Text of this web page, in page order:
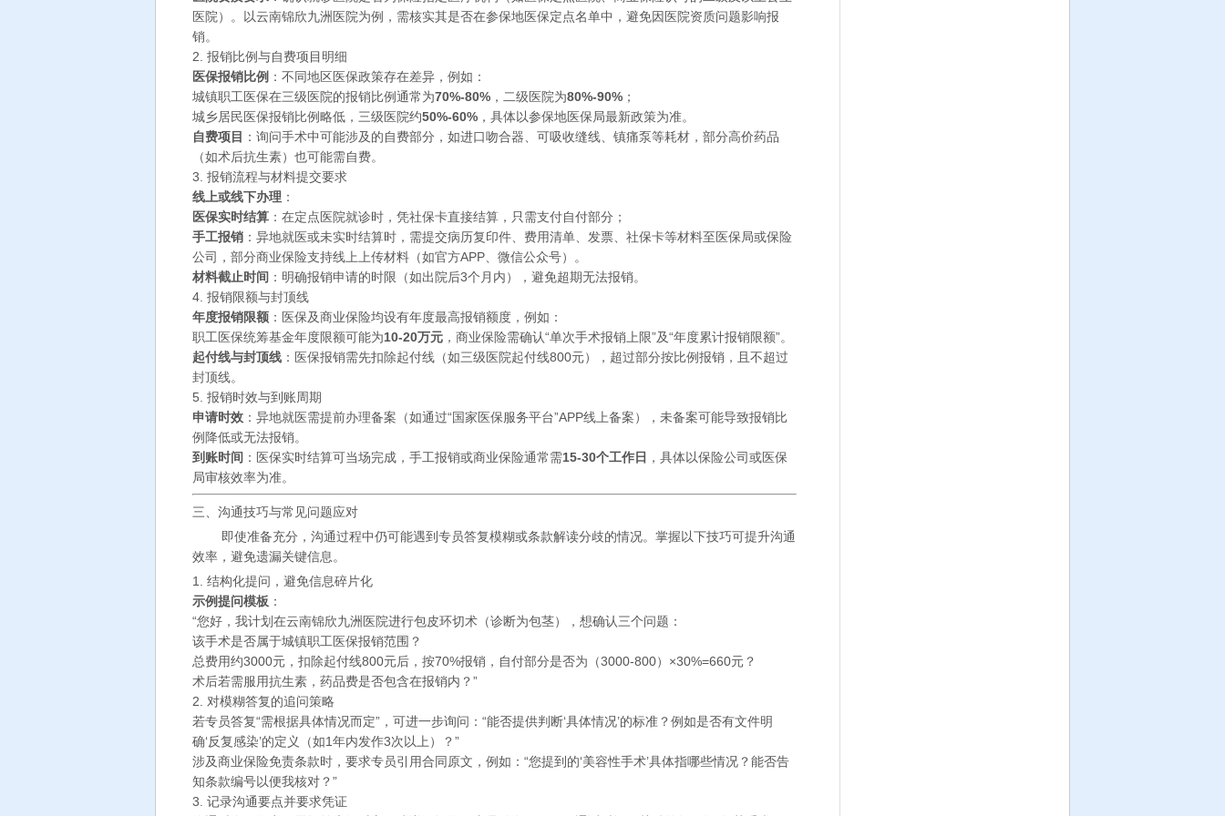
医院）。以云南锦欣九洲医院为例，需核实其是否在参保地医保定点名单中，避免因医院资质问题影响报
销。
2. 报销比例与自费项目明细
医保报销比例 ：不同地区医保政策存在差异，例如：
城镇职工医保在三级医院的报销比例通常为70%-80% ，二级医院为80%-90% ；
城乡居民医保报销比例略低，三级医院约50%-60% ，具体以参保地医保局最新政策为准。
自费项目 ：询问手术中可能涉及的自费部分，如进口吻合器、可吸收缝线、镇痛泵等耗材，部分高价药品
（如术后抗生素）也可能需自费。
3. 报销流程与材料提交要求
线上或线下办理 ：
医保实时结算 ：在定点医院就诊时，凭社保卡直接结算，只需支付自付部分；
手工报销 ：异地就医或未实时结算时，需提交病历复印件、费用清单、发票、社保卡等材料至医保局或保险
公司，部分商业保险支持线上上传材料（如官方APP、微信公众号）。
材料截止时间 ：明确报销申请的时限（如出院后3个月内），避免超期无法报销。
4. 报销限额与封顶线
年度报销限额 ：医保及商业保险均设有年度最高报销额度，例如：
职工医保统筹基金年度限额可能为10-20万元 ，商业保险需确认“单次手术报销上限”及“年度累计报销限额”。
起付线与封顶线 ：医保报销需先扣除起付线（如三级医院起付线800元），超过部分按比例报销，且不超过
封顶线。
5. 报销时效与到账周期
申请时效 ：异地就医需提前办理备案（如通过“国家医保服务平台”APP线上备案），未备案可能导致报销比
例降低或无法报销。
到账时间 ：医保实时结算可当场完成，手工报销或商业保险通常需15-30个工作日 ，具体以保险公司或医保
局审核效率为准。
三、沟通技巧与常见问题应对
即使准备充分，沟通过程中仍可能遇到专员答复模糊或条款解读分歧的情况。掌握以下技巧可提升沟通
效率，避免遗漏关键信息。
1. 结构化提问，避免信息碎片化
示例提问模板 ：
“您好，我计划在云南锦欣九洲医院进行包皮环切术（诊断为包茎），想确认三个问题：
该手术是否属于城镇职工医保报销范围？
总费用约3000元，扣除起付线800元后，按70%报销，自付部分是否为（3000-800）×30%=660元？
术后若需服用抗生素，药品费是否包含在报销内？”
2. 对模糊答复的追问策略
若专员答复“需根据具体情况而定”，可进一步询问：“能否提供判断‘具体情况’的标准？例如是否有文件明
确‘反复感染’的定义（如1年内发作3次以上）？”
涉及商业保险免责条款时，要求专员引用合同原文，例如：“您提到的‘美容性手术’具体指哪些情况？能否告
知条款编号以便我核对？”
3. 记录沟通要点并要求凭证